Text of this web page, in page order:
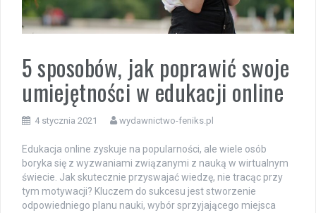
5 sposobów, jak poprawić swoje
umiejętności w edukacji online
4 stycznia 2021 wydawnictwo-feniks.pl
Edukacja online zyskuje na popularności, ale wiele osób
boryka się z wyzwaniami związanymi z nauką w wirtualnym
świecie. Jak skutecznie przyswajać wiedzę, nie tracąc przy
tym motywacji? Kluczem do sukcesu jest stworzenie
odpowiedniego planu nauki, wybór sprzyjającego miejsca